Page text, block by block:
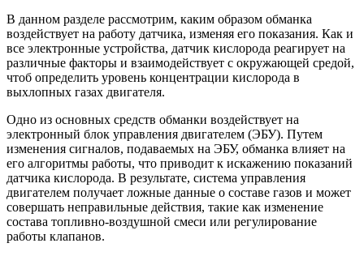
В данном разделе рассмотрим, каким образом обманка
воздействует на работу датчика, изменяя его показания. Как и
все электронные устройства, датчик кислорода реагирует на
различные факторы и взаимодействует с окружающей средой,
чтоб определить уровень концентрации кислорода в
выхлопных газах двигателя.
Одно из основных средств обманки воздействует на
электронный блок управления двигателем (ЭБУ). Путем
изменения сигналов, подаваемых на ЭБУ, обманка влияет на
его алгоритмы работы, что приводит к искажению показаний
датчика кислорода. В результате, система управления
двигателем получает ложные данные о составе газов и может
совершать неправильные действия, такие как изменение
состава топливно-воздушной смеси или регулирование
работы клапанов.